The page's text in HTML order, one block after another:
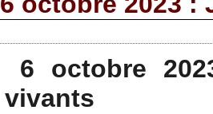
6 octobre
vivants